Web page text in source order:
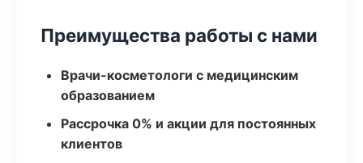
Преимущества работы с нами
Врачи-косметологи с медицинским
образованием
Рассрочка 0% и акции для постоянных
клиентов